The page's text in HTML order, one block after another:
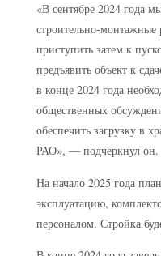
«В сентябре 2024 года
строительно-монтажные
приступить затем к
предъявить объект к
в конце 2024 года
общественных
обеспечить загрузку в
РАО», — подчеркнул он.
На начало 2025 года
эксплуатацию,
персоналом. Стройка